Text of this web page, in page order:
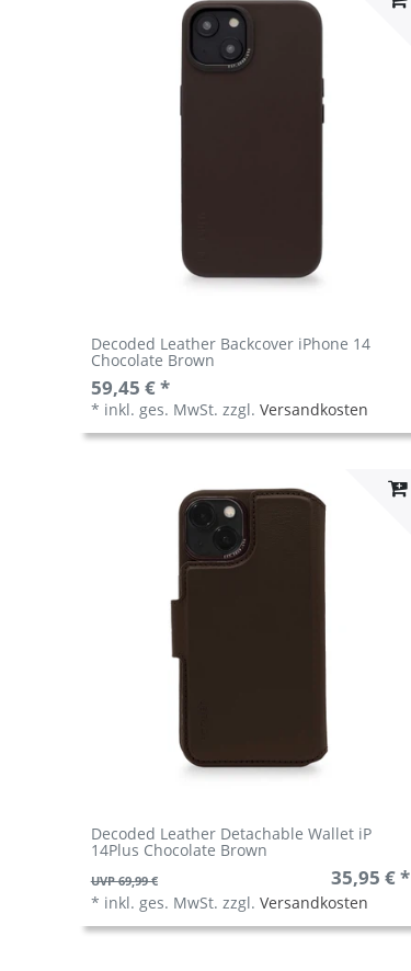
Decoded Leather Backcover iPhone 14
Chocolate Brown
59,45 € *
* inkl. ges. MwSt. zzgl. Versandkosten
Decoded Leather Detachable Wallet iP
14Plus Chocolate Brown
UVP 69,99 € 35,95 € *
* inkl. ges. MwSt. zzgl. Versandkosten